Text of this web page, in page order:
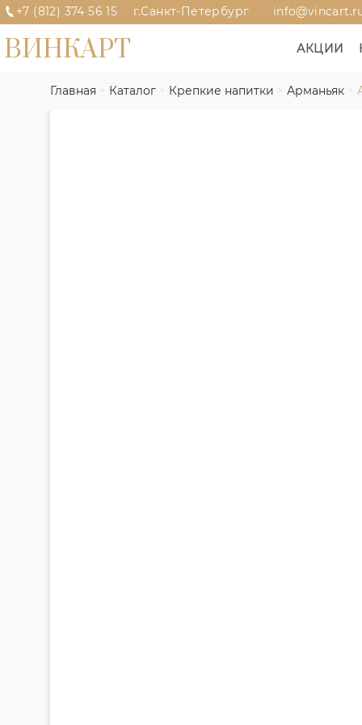
+7 (812) 374 56 15 г.Санкт-Петербург
ВИНКАРТ АКЦИИ
Главная Каталог Крепкие напитки Арманьяк